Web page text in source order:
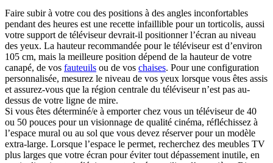
Faire subir à votre cou des positions à des angles inconfortables
pendant des heures est une recette infaillible pour un torticolis, aussi
votre support de téléviseur devrait-il positionner l’écran au niveau
des yeux. La hauteur recommandée pour le téléviseur est d’environ
105 cm, mais la meilleure position dépend de la hauteur de votre
canapé, de vos fauteuils ou de vos chaises. Pour une configuration
personnalisée, mesurez le niveau de vos yeux lorsque vous êtes assis
et assurez-vous que la région centrale du téléviseur n’est pas au-
dessus de votre ligne de mire.
Si vous êtes déterminé/e à emporter chez vous un téléviseur de 40
ou 50 pouces pour un visionnage de qualité cinéma, réfléchissez à
l’espace mural ou au sol que vous devez réserver pour un modèle
extra-large. Lorsque l’espace le permet, recherchez des meubles TV
plus larges que votre écran pour éviter tout dépassement inutile, en